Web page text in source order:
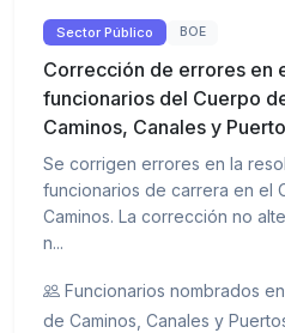
Sector Público BOE
Corrección de errores en
funcionarios del Cuerpo
Caminos, Canales y
Se corrigen errores en la
funcionarios de carrera en el
Caminos. La corrección no
n...
Funcionarios nombrados
de Caminos, Canales y